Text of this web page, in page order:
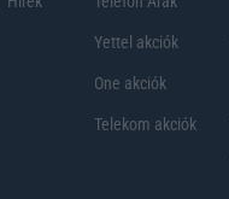
Yettel akciók
One akciók
Telekom akciók